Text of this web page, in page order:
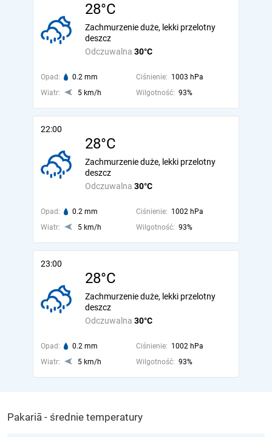
28°C
Odczuwalna 30°C
Zachmurzenie duże, lekki przelotny
deszcz
Opad: 0.2 mm Ciśnienie: 1003 hPa
Wiatr:
5 km/h Wilgotność: 93%
22:00
28°C
Odczuwalna 30°C
Zachmurzenie duże, lekki przelotny
deszcz
Opad: 0.2 mm Ciśnienie: 1002 hPa
Wiatr:
5 km/h Wilgotność: 93%
23:00
28°C
Odczuwalna 30°C
Zachmurzenie duże, lekki przelotny
deszcz
Opad: 0.2 mm Ciśnienie: 1002 hPa
Wiatr:
5 km/h Wilgotność: 93%
Pakariā - średnie temperatury